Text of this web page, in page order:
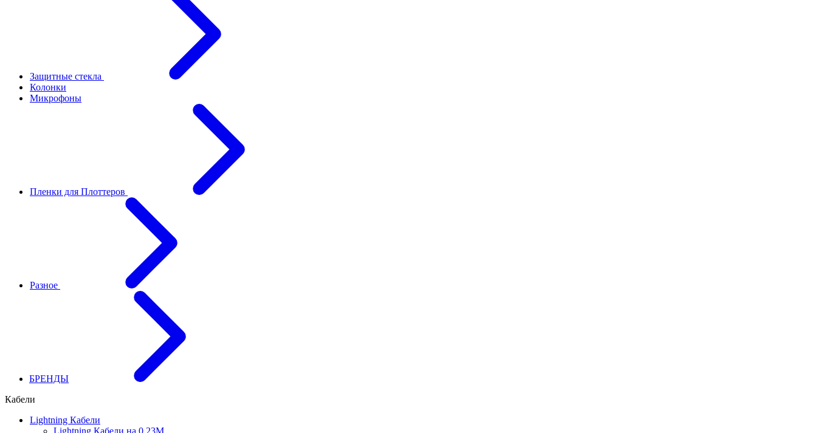
Защитные стекла
Колонки
Микрофоны
Пленки для Плоттеров
Разное
БРЕНДЫ
Кабели
Lightning Кабели
Lightning Кабели на 0.23М